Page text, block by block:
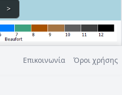
>
Επικοινωνία Όροι χρήσης